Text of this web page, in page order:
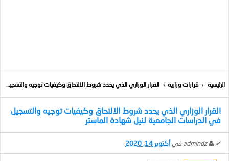
الرئيسية قرارات وزارية القرار الوزاري الذي يحدد شروط الالتحاق وكيفيات توجيه والتسجيل في الدراسات الجامعية لنيل شهادة الماستر
القرار الوزاري الذي يحدد شروط الالتحاق وكيفيات توجيه والتسجيل
في الدراسات الجامعية لنيل شهادة الماستر
✔
admindz فيأكتوبر 14, 2020